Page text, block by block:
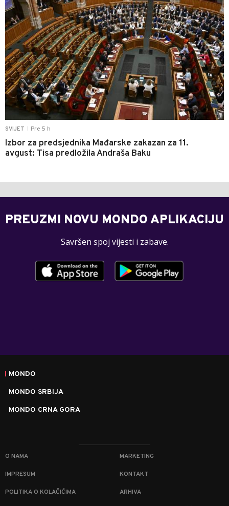
SVIJET Pre 5 h
Izbor za predsjednika Mađarske zakazan za 11.
avgust: Tisa predložila Andraša Baku
PREUZMI NOVU MONDO APLIKACIJU
Savršen spoj vijesti i zabave.
MONDO
MONDO SRBIJA
MONDO CRNA GORA
O NAMA MARKETING
IMPRESUM KONTAKT
POLITIKA O KOLAČIĆIMA ARHIVA